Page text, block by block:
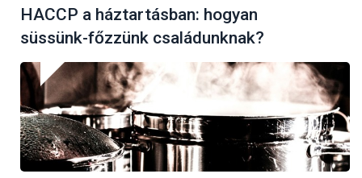
HACCP a háztartásban: hogyan
süssünk-főzzünk családunknak?